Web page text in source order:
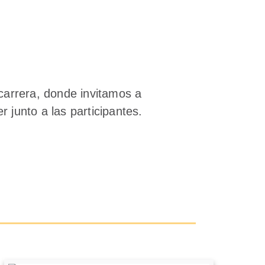
donde invitamos a
junto a las participantes.